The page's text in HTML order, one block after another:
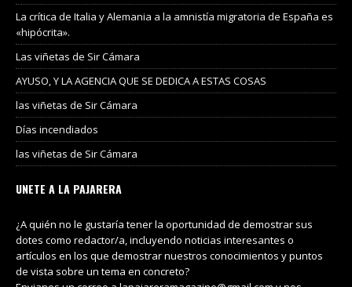
La crítica de Italia y Alemania a la amnistía migratoria de España es
«hipócrita».
Las viñetas de Sir Cámara
AYUSO, Y LA AGENCIA QUE SE DEDICA A ESTAS COSAS
las viñetas de Sir Cámara
Días incendiados
las viñetas de Sir Cámara
UNETE A LA PAJARERA
¿A quién no le gustaría tener la oportunidad de demostrar sus
dotes como redactor/a, incluyendo noticias interesantes o
artículos en los que demostrar nuestros conocimientos y puntos
de vista sobre un tema en concreto?